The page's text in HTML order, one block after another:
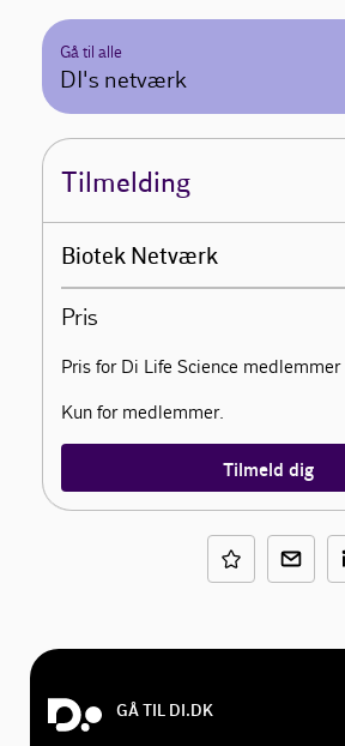
Gå til alle
DI's netværk
Tilmelding
Biotek Netværk
Pris
Pris for Di Life Science medlemmer
Kun for medlemmer.
Tilmeld dig
GÅ TIL DI.DK